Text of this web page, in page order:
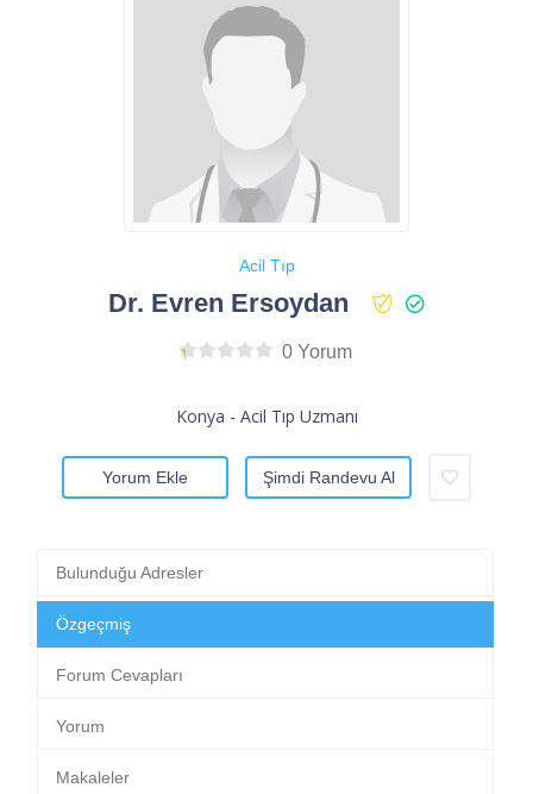
Acil Tıp
Dr. Evren Ersoydan
0 Yorum
Konya - Acil Tıp Uzmanı
Yorum Ekle Şimdi Randevu Al
Bulunduğu Adresler
Özgeçmiş
Forum Cevapları
Yorum
Makaleler